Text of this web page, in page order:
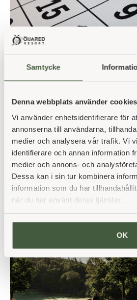
Samtycke
Denna webbplats använder cookies
Vi använder enhetsidentifierare för
annonserna till användarna,
medier och analysera vår trafik. Vi
identifierare och annan information
medier och annons- och
Dessa kan i sin tur kombinera
information som du har
när du har använt deras tjänster.
OK
Här hittar du alla aktuella
Resort.
Läs mer